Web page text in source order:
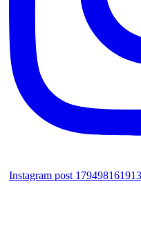
Instagram post